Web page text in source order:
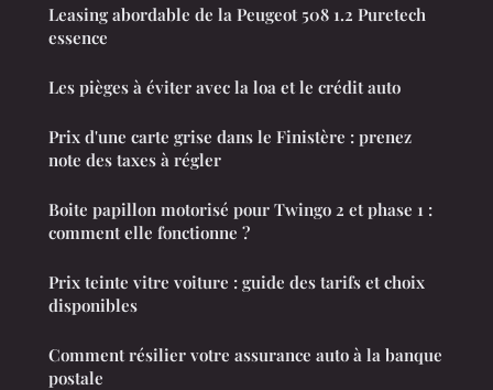
Leasing abordable de la Peugeot 508 1.2 Puretech
essence
Les pièges à éviter avec la loa et le crédit auto
Prix d'une carte grise dans le Finistère : prenez
note des taxes à régler
Boite papillon motorisé pour Twingo 2 et phase 1 :
comment elle fonctionne ?
Prix teinte vitre voiture : guide des tarifs et choix
disponibles
Comment résilier votre assurance auto à la banque
postale